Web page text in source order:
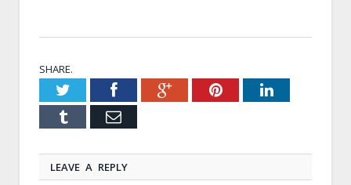
SHARE.
TwitterFacebookGoogle+PinterestLinkedIn
Tumblr Email
LEAVE A REPLY